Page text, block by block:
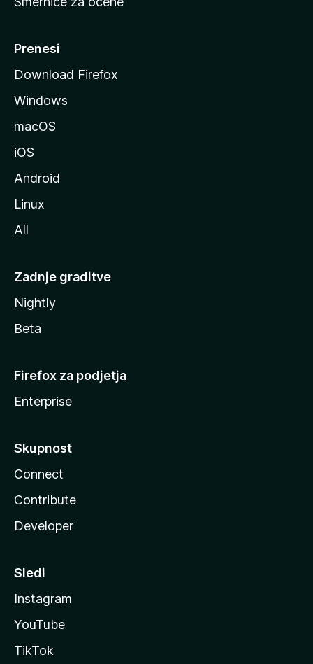
a
M
z
i
e
Prenesi
Download Firefox
Windows
macOS
iOS
Android
Linux
All
Zadnje graditve
Nightly
Beta
Firefox za podjetja
Enterprise
Skupnost
Connect
Contribute
Developer
Sledi
Instagram
YouTube
TikTok